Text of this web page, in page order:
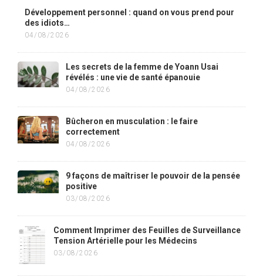
Développement personnel : quand on vous prend pour
des idiots…
04/08/2026
Les secrets de la femme de Yoann Usai
révélés : une vie de santé épanouie
04/08/2026
Bûcheron en musculation : le faire
correctement
04/08/2026
9 façons de maîtriser le pouvoir de la pensée
positive
03/08/2026
Comment Imprimer des Feuilles de Surveillance
Tension Artérielle pour les Médecins
03/08/2026